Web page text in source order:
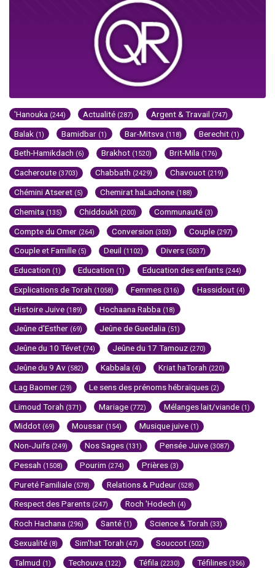
'Hanouka (244) Actualité (287) Argent & Travail (747)
Balak (1) Bamidbar (1) Bar-Mitsva (118) Berechit (1)
Beth-Hamikdach (6) Brakhot (1520) Brit-Mila (176)
Cacheroute (3703) Chabbath (2429) Chavouot (219)
Chémini Atseret (5) Chemirat haLachone (188)
Chemita (135) Chiddoukh (200) Communauté (3)
Compte du Omer (264) Conversion (303) Couple (297)
Couple et Famille (5) Deuil (1102) Divers (5037)
Education (1) Education (1) Education des enfants (244)
Explications de Torah (1058) Femmes (316) Hassidout (4)
Histoire Juive (189) Hochaana Rabba (18)
Jeûne d'Esther (69) Jeûne de Guedalia (51)
Jeûne du 10 Tévet (74) Jeûne du 17 Tamouz (270)
Jeûne du 9 Av (582) Kabbala (4) Kriat haTorah (220)
Lag Baomer (29) Le sens des prénoms hébraïques (2)
Limoud Torah (371) Mariage (772) Mélanges lait/viande (1)
Middot (69) Moussar (154) Musique juive (1)
Non-Juifs (249) Nos Sages (131) Pensée Juive (3087)
Pessah (1508) Pourim (274) Prières (3)
Pureté Familiale (578) Relations & Pudeur (528)
Respect des Parents (247) Roch 'Hodech (4)
Roch Hachana (296) Santé (1) Science & Torah (33)
Sexualité (8) Sim'hat Torah (47) Souccot (502)
Talmud (1) Techouva (122) Téfila (2230) Téfilines (356)